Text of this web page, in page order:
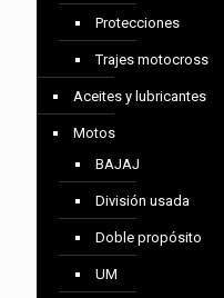
Protecciones
Trajes motocross
Aceites y lubricantes
Motos
BAJAJ
División usada
Doble propósito
UM